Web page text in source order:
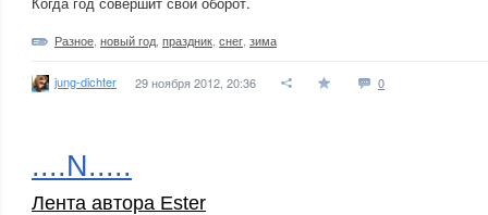
Разное новый год праздник снег зима
jung-dichter 29 ноября 2012, 20:36 0
....N.....
Лента автора Ester